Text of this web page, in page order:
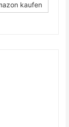
kaufen